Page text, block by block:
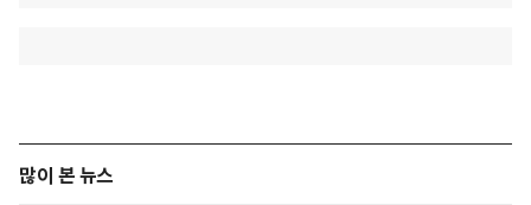
많이 본 뉴스